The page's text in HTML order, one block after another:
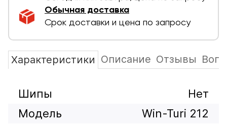
Обычная доставка
Срок доставки и цена по запросу
Характеристики Описание Отзывы
Шипы
Нет
Модель
Win-Turi 212